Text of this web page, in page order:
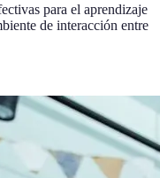
para el aprendizaje
de interacción entre